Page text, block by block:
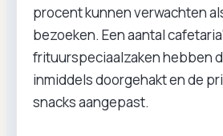
procent kunnen verwachten
bezoeken. Een aantal
frituurspeciaalzaken hebben
inmiddels doorgehakt en de
snacks aangepast.